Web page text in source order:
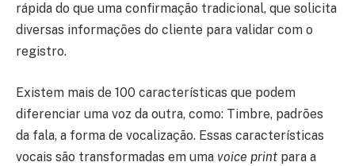
rápida do que uma confirmação tradicional, que solicita
diversas informações do cliente para validar com o
registro.
Existem mais de 100 características que podem
diferenciar uma voz da outra, como: Timbre, padrões
da fala, a forma de vocalização. Essas características
vocais são transformadas em uma voice print para a